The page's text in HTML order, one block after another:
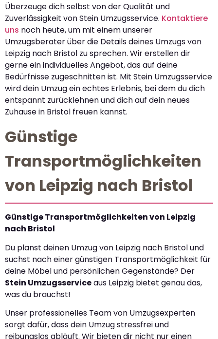
Überzeuge dich selbst von der Qualität und
Zuverlässigkeit von Stein Umzugsservice. Kontaktiere
uns noch heute, um mit einem unserer
Umzugsberater über die Details deines Umzugs von
Leipzig nach Bristol zu sprechen. Wir erstellen dir
gerne ein individuelles Angebot, das auf deine
Bedürfnisse zugeschnitten ist. Mit Stein Umzugsservice
wird dein Umzug ein echtes Erlebnis, bei dem du dich
entspannt zurücklehnen und dich auf dein neues
Zuhause in Bristol freuen kannst.
Günstige
Transportmöglichkeiten
von Leipzig nach Bristol
Günstige Transportmöglichkeiten von Leipzig
nach Bristol
Du planst deinen Umzug von Leipzig nach Bristol und
suchst nach einer günstigen Transportmöglichkeit für
deine Möbel und persönlichen Gegenstände? Der
Stein Umzugsserviceaus Leipzig bietet genau das,
was du brauchst!
Unser professionelles Team von Umzugsexperten
sorgt dafür, dass dein Umzug stressfrei und
reibungslos abläuft. Wir bieten dir nicht nur einen